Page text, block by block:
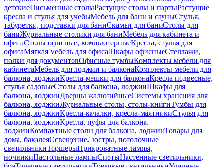
детскиеПисьменные столыРастущие столы и партыРастущие
кресла и стулья для учебыМебель для бани и сауныСтулья,
табуретки, подставки для баниСкамьи для баниСтолы для
баниЖурнальные столики для баниМебель для кабинета и
офисаСтолы офисные, компьютерныеКресла, стулья для
офисаМягкая мебель для офисаШкафы офисныеСтеллажи,
полки для документовОфисные тумбыКомплекты мебели для
кабинетаМебель для лоджии и балконаКомплекты мебели для
балкона, лоджииКресла-мешки для балконаКресла подвесные,
стулья садовыеСтолы для балкона, лоджииШкафы для
балкона, лоджииДверцы жалюзийныеСистемы хранения для
балкона, лоджииЖурнальные столы, столы-книгиТумбы для
балкона, лоджииКресла-качалки, кресла-маятникиСтулья для
балкона, лоджииКресла, пуфы для балкона,
лоджииКомпактные столы для балкона, лоджииТовары для
дома, бакалеяОсвещениеЛюстры, потолочные
светильникиТоршерыПрикроватные лампы,
ночникиНастольные лампыСпотыНастенные светильники,